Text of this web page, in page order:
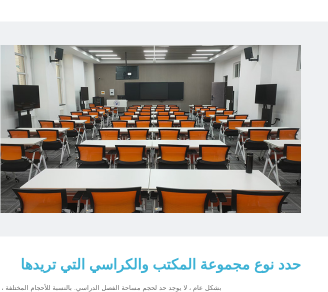
حدد نوع مجموعة المكتب والكراسي التي تريدها
بشكل عام ، لا يوجد حد لحجم مساحة الفصل الدراسي. بالنسبة للأحجام